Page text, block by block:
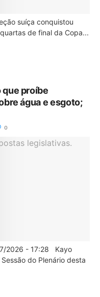
suíça conquistou
de final da Copa...
que proíbe
água e esgoto;
0
2026 - 17:28 Kayo
do Plenário desta